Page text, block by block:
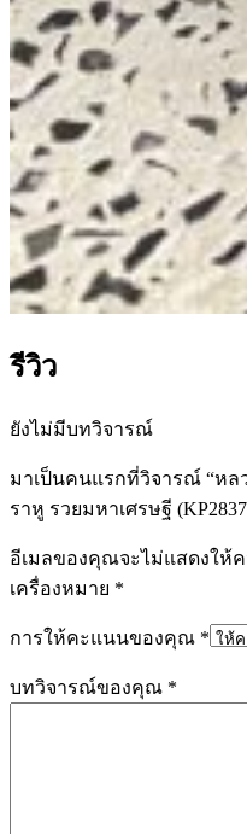
รีวิว
ยังไม่มีบทวิจารณ์
มาเป็นคนแรกที่วิจารณ์ “ห
ราหู รวยมหาเศรษฐี
อีเมลของคุณจะไม่แสดงให้
เครื่องหมาย *
การให้คะแนนของคุณ *
บทวิจารณ์ของคุณ *